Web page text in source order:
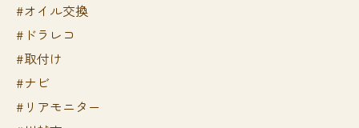
#オイル交換
#ドラレコ
#取付け
#ナビ
#リアモニター